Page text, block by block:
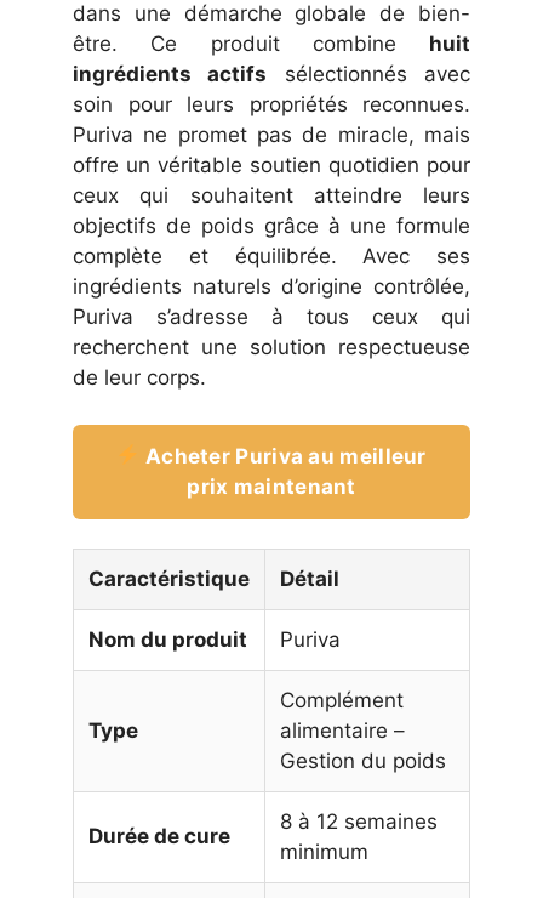
dans une démarche globale de bien-
être. Ce produit combine huit
ingrédients actifs sélectionnés avec
soin pour leurs propriétés reconnues.
Puriva ne promet pas de miracle, mais
offre un véritable soutien quotidien pour
ceux qui souhaitent atteindre leurs
objectifs de poids grâce à une formule
complète et équilibrée. Avec ses
ingrédients naturels d’origine contrôlée,
Puriva s’adresse à tous ceux qui
recherchent une solution respectueuse
de leur corps.
Acheter Puriva au meilleur
prix maintenant
Caractéristique Détail
Nom du produit Puriva
Type
Complément
alimentaire –
Gestion du poids
Durée de cure
8 à 12 semaines
minimum